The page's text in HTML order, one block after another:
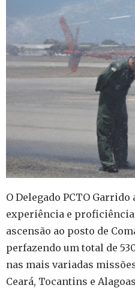
O Delegado PCTO
experiência e
ascensão ao posto de
perfazendo um total de
nas mais variadas
Ceará, Tocantins e